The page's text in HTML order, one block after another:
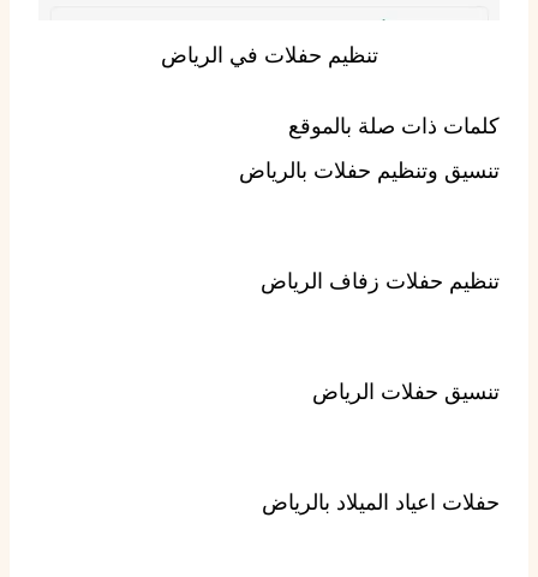
تنظيم حفلات في الرياض
كلمات ذات صلة بالموقع
تنسيق وتنظيم حفلات بالرياض
تنظيم حفلات زفاف الرياض
تنسيق حفلات الرياض
حفلات اعياد الميلاد بالرياض